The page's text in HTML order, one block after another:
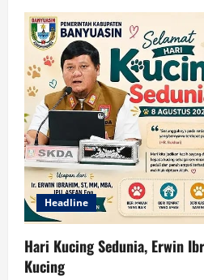
Headline
Hari Kucing Sedunia, Erwin
Kucing